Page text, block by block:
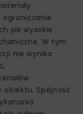
ograniczanie
jak wysokie
W tym
nie wynika
obiektu. Spójność